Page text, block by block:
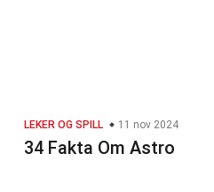
LEKER OG SPILL 11 nov 2024
34 Fakta Om Astro